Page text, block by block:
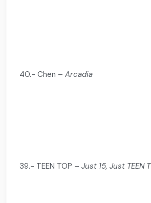
40.- Chen –Arcadia
39.- TEEN TOP –Just 15, Just TEEN